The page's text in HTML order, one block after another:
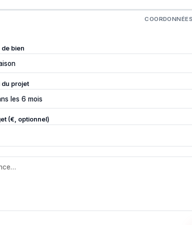
COORDONNÉES
de bien
du projet
(€, optionnel)